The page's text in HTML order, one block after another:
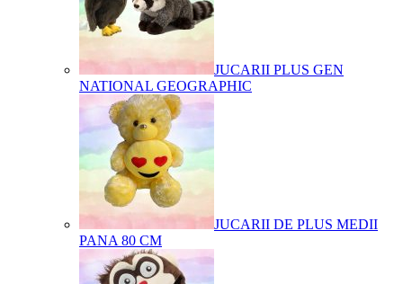
JUCARII PLUS GEN
NATIONAL GEOGRAPHIC
JUCARII DE PLUS MEDII
PANA 80 CM